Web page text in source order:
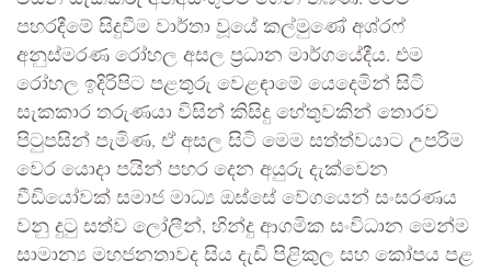
පහරදීමේ සිදුවීම වාර්තා වූයේ කල්මුණේ අශ්රෆ්
අනුස්මරණ රෝහල අසල ප්‍රධාන මාර්ගයේදීය. එම
රෝහල ඉදිරිපිට පළතුරු වෙළඳාමේ යෙදෙමින් සිටි
සැකකාර තරුණයා විසින් කිසිදු හේතුවකින් තොරව
පිටුපසින් පැමිණ, ඒ අසල සිටි මෙම සත්ත්වයාට උපරිම
වෙර යොදා පයින් පහර දෙන අයුරු දැක්වෙන
වීඩියෝවක් සමාජ මාධ්‍ය ඔස්සේ වේගයෙන් සංසරණය
වනු දුටු සත්ව ලෝලීන්, හින්දු ආගමික සංවිධාන මෙන්ම
සාමාන්‍ය මහජනතාවද සිය දැඩි පිළිකුල සහ කෝපය පළ